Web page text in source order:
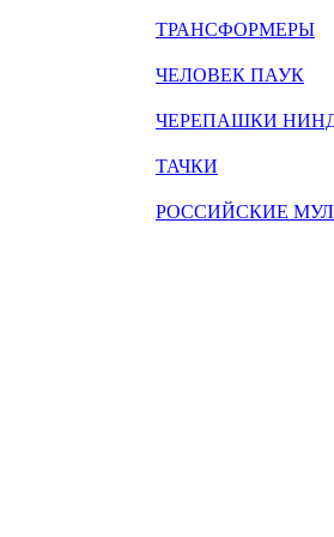
ТРАНСФОРМЕРЫ
ЧЕЛОВЕК ПАУК
ЧЕРЕПАШКИ
ТАЧКИ
РОССИЙСКИЕ